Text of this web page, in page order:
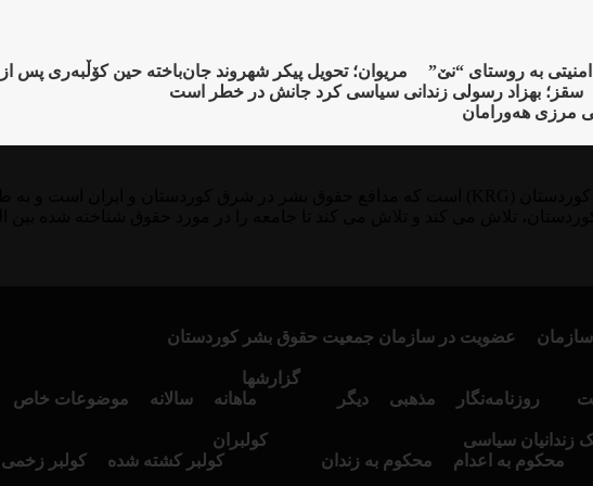
مریوان؛ تحویل پیکر شهروند جان‌باخته حین کۆڵبەری پس
سقز؛ بهزاد رسولی زندانی سیاسی کرد جانش در خطر است
مرزی هەورامان
عضویت در سازمان جمعیت حقوق بشر کوردستان
روزنامەنگار مذهبی دیگر
گزارشها
ماهانە
سالانە
موضوعات خاص
زندانیان سیاسی
محکوم بە اعدام
محکوم بە زندان
کولبران
کولبر کشتە شدە
کولبر